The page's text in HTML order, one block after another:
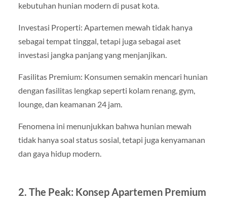
kebutuhan hunian modern di pusat kota.
Investasi Properti: Apartemen mewah tidak hanya
sebagai tempat tinggal, tetapi juga sebagai aset
investasi jangka panjang yang menjanjikan.
Fasilitas Premium: Konsumen semakin mencari hunian
dengan fasilitas lengkap seperti kolam renang, gym,
lounge, dan keamanan 24 jam.
Fenomena ini menunjukkan bahwa hunian mewah
tidak hanya soal status sosial, tetapi juga kenyamanan
dan gaya hidup modern.
2. The Peak: Konsep Apartemen Premium